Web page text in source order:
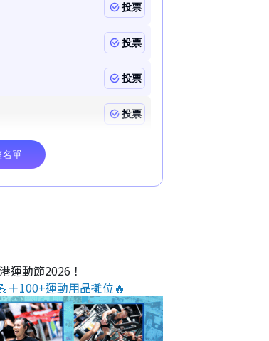
運動節2026！
＋100+運動用品攤位🔥